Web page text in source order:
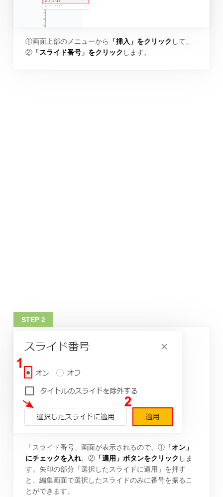
①画面上部のメニューから 「挿入」をクリック して、
②「スライド番号」をクリック します。
「スライド番号」画面が表示されるので、①「オン」
にチェックを入れ、②「適用」ボタンをクリック しま
す。矢印の部分「選択したスライドに適用」を押す
と、編集画面で選択したスライドのみに番号を振るこ
とができます。